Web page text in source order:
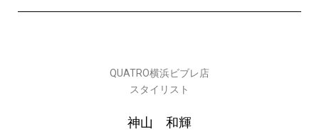
QUATRO横浜ビブレ店
スタイリスト
神山 和輝